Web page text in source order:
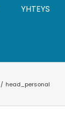
YHTEYS
head_personal